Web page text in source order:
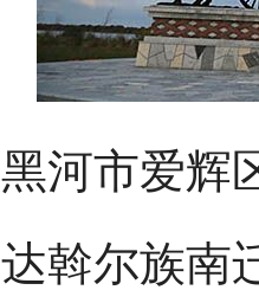
黑河市爱辉
达斡尔族南